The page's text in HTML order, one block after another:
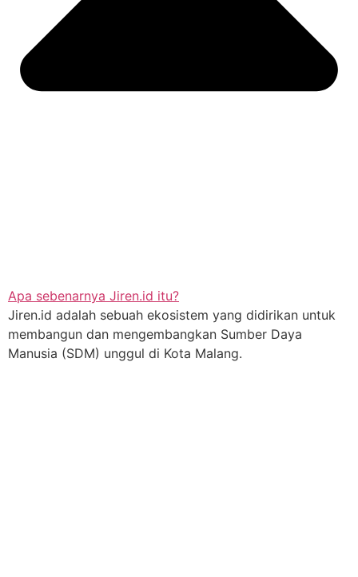
Apa sebenarnya Jiren.id itu?
Jiren.id adalah sebuah ekosistem yang didirikan untuk
membangun dan mengembangkan Sumber Daya
Manusia (SDM) unggul di Kota Malang.